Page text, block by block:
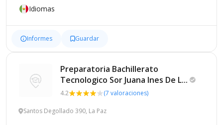
Idiomas
Informes Guardar
Preparatoria Bachillerato
Tecnologico Sor Juana Ines De L...
4.2 (7 valoraciones)
Santos Degollado 390, La Paz